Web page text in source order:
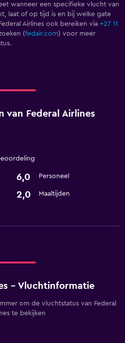
wanneer een specifieke vlucht van
laat of op tijd is en bij welke gate
Airlines ook bereiken via +27 11
(fedair.com) voor meer
van Federal Airlines
6,0 Personeel
2,0 Maaltijden
- Vluchtinformatie
om de vluchtstatus van Federal
te bekijken